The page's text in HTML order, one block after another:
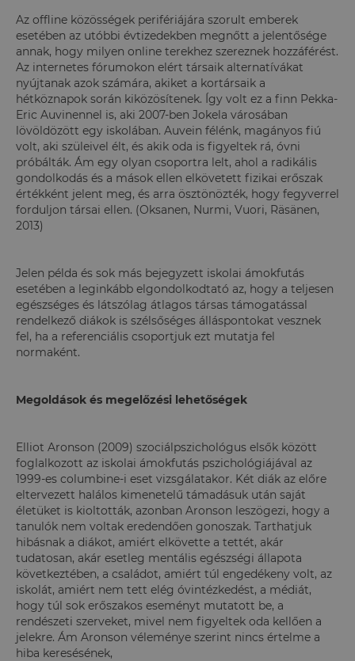
Az offline közösségek perifériájára szorult emberek
esetében az utóbbi évtizedekben megnőtt a jelentősége
annak, hogy milyen online terekhez szereznek hozzáférést.
Az internetes fórumokon elért társaik alternatívákat
nyújtanak azok számára, akiket a kortársaik a
hétköznapok során kiközösítenek. Így volt ez a finn Pekka-
Eric Auvinennel is, aki 2007-ben Jokela városában
lövöldözött egy iskolában. Auvein félénk, magányos fiú
volt, aki szüleivel élt, és akik oda is figyeltek rá, óvni
próbálták. Ám egy olyan csoportra lelt, ahol a radikális
gondolkodás és a mások ellen elkövetett fizikai erőszak
értékként jelent meg, és arra ösztönözték, hogy fegyverrel
forduljon társai ellen. (Oksanen, Nurmi, Vuori, Räsänen,
2013)
Jelen példa és sok más bejegyzett iskolai ámokfutás
esetében a leginkább elgondolkodtató az, hogy a teljesen
egészséges és látszólag átlagos társas támogatással
rendelkező diákok is szélsőséges álláspontokat vesznek
fel, ha a referenciális csoportjuk ezt mutatja fel
normaként.
Megoldások és megelőzési lehetőségek
Elliot Aronson (2009) szociálpszichológus elsők között
foglalkozott az iskolai ámokfutás pszichológiájával az
1999-es columbine-i eset vizsgálatakor. Két diák az előre
eltervezett halálos kimenetelű támadásuk után saját
életüket is kioltották, azonban Aronson leszögezi, hogy a
tanulók nem voltak eredendően gonoszak. Tarthatjuk
hibásnak a diákot, amiért elkövette a tettét, akár
tudatosan, akár esetleg mentális egészségi állapota
következtében, a családot, amiért túl engedékeny volt, az
iskolát, amiért nem tett elég óvintézkedést, a médiát,
hogy túl sok erőszakos eseményt mutatott be, a
rendészeti szerveket, mivel nem figyeltek oda kellően a
jelekre. Ám Aronson véleménye szerint nincs értelme a
hiba keresésének,